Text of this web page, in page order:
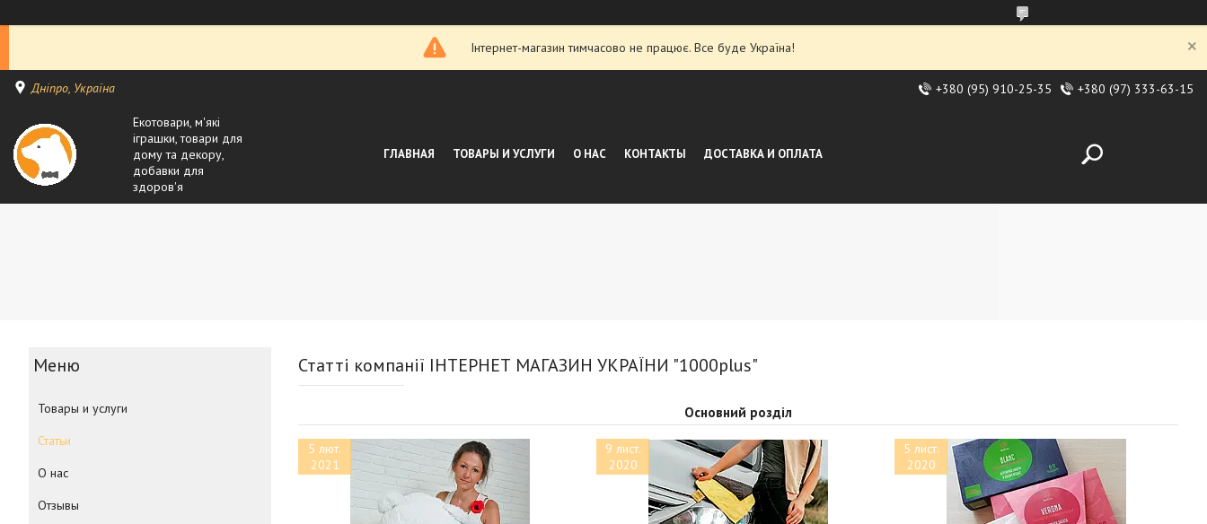
Інтернет-магазин тимчасово не працює. Все буде Україна!
Дніпро, Україна +380 (95) 910-25-35 +380 (97) 333-63-15
Екотовари, м'які
іграшки, товари для
дому та декору,
добавки для
здоров'я
ГЛАВНАЯ ТОВАРЫ И УСЛУГИ О НАС КОНТАКТЫ ДОСТАВКА И ОПЛАТА
Статті компанії ІНТЕРНЕТ МАГАЗИН УКРАЇНИ "1000plus"
Основний розділ
5 лют.
2021
9 лист.
2020
5 лист.
2020
Товары и услуги
Статьи
О нас
Отзывы